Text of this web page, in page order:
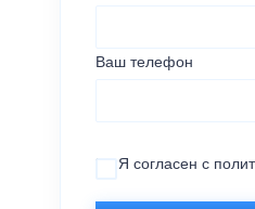
Ваш телефон
Я согласен с